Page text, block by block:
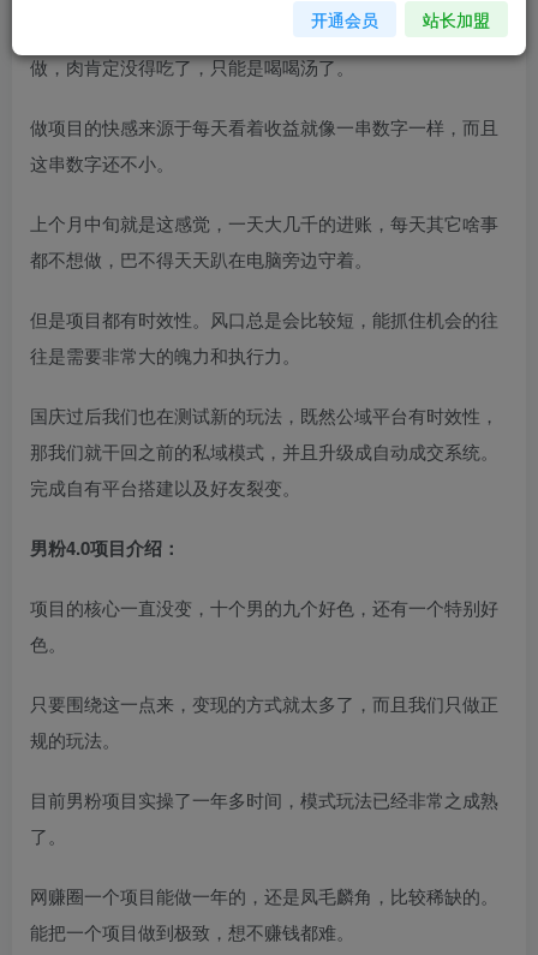
监管变的异常严格了。依托于快手平台规则，所以现在再
做，肉肯定没得吃了，只能是喝喝汤了。
做项目的快感来源于每天看着收益就像一串数字一样，而且
这串数字还不小。
上个月中旬就是这感觉，一天大几千的进账，每天其它啥事
都不想做，巴不得天天趴在电脑旁边守着。
但是项目都有时效性。风口总是会比较短，能抓住机会的往
往是需要非常大的魄力和执行力。
国庆过后我们也在测试新的玩法，既然公域平台有时效性，
那我们就干回之前的私域模式，并且升级成自动成交系统。
完成自有平台搭建以及好友裂变。
男粉4.0项目介绍：
项目的核心一直没变，十个男的九个好色，还有一个特别好
色。
只要围绕这一点来，变现的方式就太多了，而且我们只做正
规的玩法。
目前男粉项目实操了一年多时间，模式玩法已经非常之成熟
了。
网赚圈一个项目能做一年的，还是凤毛麟角，比较稀缺的。
能把一个项目做到极致，想不赚钱都难。
开通会员 站长加盟